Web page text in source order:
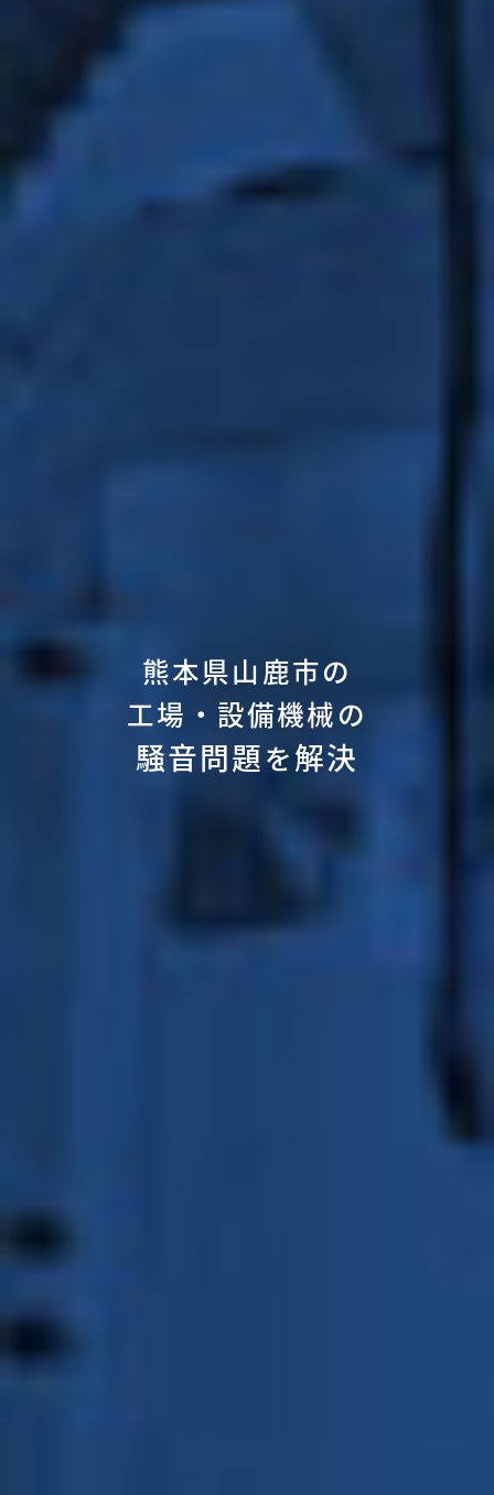
熊本県山鹿市の
工場・設備機械の
騒音問題を解決